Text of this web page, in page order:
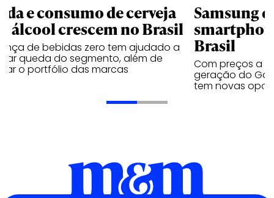
e consumo de cerveja
álcool crescem no Brasil
de bebidas zero tem ajudado a
queda do segmento, além de
o portfólio das marcas
Samsung
Brasil
Com preços a
geração do
tem novas